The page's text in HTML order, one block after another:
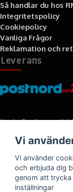
Så handlar du hos
Integritetspolicy
Cookiepolicy
Vanliga Frågor
Reklamation och
Leverans
Vi
Vi använder
och erbjuda dig
genom att trycka
inställningar